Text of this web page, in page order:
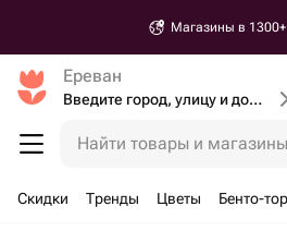
Магазины в 1300+
Ереван
Введите город, улицу и дом доставки
Найти товары и магазины
Скидки Тренды Цветы Бенто-